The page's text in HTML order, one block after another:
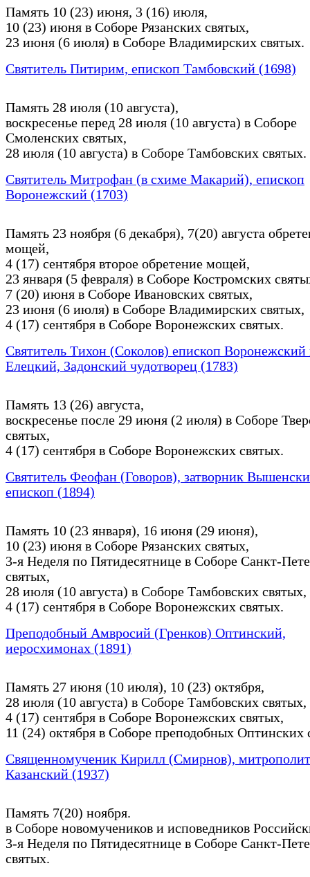
Память 10 (23) июня, 3 (16) июля,
10 (23) июня в Соборе Рязанских святых,
23 июня (6 июля) в Соборе Владимирских святых.
Святитель Питирим, епископ Тамбовский (1698)
Память 28 июля (10 августа),
воскресенье перед 28 июля (10 августа) в Соборе
Смоленских святых,
28 июля (10 августа) в Соборе Тамбовских святых.
Святитель Митрофан (в схиме Макарий), епископ
Воронежский (1703)
Память 23 ноября (6 декабря), 7(20) августа
мощей,
4 (17) сентября второе обретение мощей,
23 января (5 февраля) в Соборе Костромских
7 (20) июня в Соборе Ивановских святых,
23 июня (6 июля) в Соборе Владимирских святых,
4 (17) сентября в Соборе Воронежских святых.
Святитель Тихон (Соколов) епископ Воронежский
Елецкий, Задонский чудотворец (1783)
Память 13 (26) августа,
воскресенье после 29 июня (2 июля) в Соборе
святых,
4 (17) сентября в Соборе Воронежских святых.
Святитель Феофан (Говоров), затворник
епископ (1894)
Память 10 (23 января), 16 июня (29 июня),
10 (23) июня в Соборе Рязанских святых,
3-я Неделя по Пятидесятнице в Соборе Санкт-
святых,
28 июля (10 августа) в Соборе Тамбовских святых,
4 (17) сентября в Соборе Воронежских святых.
Преподобный Амвросий (Гренков) Оптинский,
иеросхимонах (1891)
Память 27 июня (10 июля), 10 (23) октября,
28 июля (10 августа) в Соборе Тамбовских святых,
4 (17) сентября в Соборе Воронежских святых,
11 (24) октября в Соборе преподобных Оптинских
Священномученик Кирилл (Смирнов), митрополит
Казанский (1937)
Память 7(20) ноября.
в Соборе новомучеников и исповедников
3-я Неделя по Пятидесятнице в Соборе Санкт-
святых.